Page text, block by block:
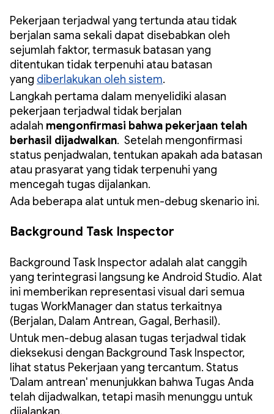
Pekerjaan terjadwal yang tertunda atau tidak
berjalan sama sekali dapat disebabkan oleh
sejumlah faktor, termasuk batasan yang
ditentukan tidak terpenuhi atau batasan
yang diberlakukan oleh sistem.
Langkah pertama dalam menyelidiki alasan
pekerjaan terjadwal tidak berjalan
adalah mengonfirmasi bahwa pekerjaan telah
berhasil dijadwalkan. Setelah mengonfirmasi
status penjadwalan, tentukan apakah ada batasan
atau prasyarat yang tidak terpenuhi yang
mencegah tugas dijalankan.
Ada beberapa alat untuk men-debug skenario ini.
Background Task Inspector
Background Task Inspector adalah alat canggih
yang terintegrasi langsung ke Android Studio. Alat
ini memberikan representasi visual dari semua
tugas WorkManager dan status terkaitnya
(Berjalan, Dalam Antrean, Gagal, Berhasil).
Untuk men-debug alasan tugas terjadwal tidak
dieksekusi dengan Background Task Inspector,
lihat status Pekerjaan yang tercantum. Status
'Dalam antrean' menunjukkan bahwa Tugas Anda
telah dijadwalkan, tetapi masih menunggu untuk